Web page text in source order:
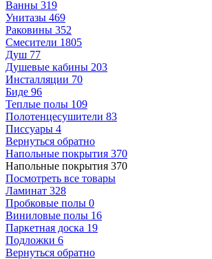
Ванны 319
Унитазы 469
Раковины 352
Смесители 1805
Душ 77
Душевые кабины 203
Инсталляции 70
Биде 96
Теплые полы 109
Полотенцесушители 83
Писсуары 4
Вернуться обратно
Напольные покрытия 370
Напольные покрытия 370
Посмотреть все товары
Ламинат 328
Пробковые полы 0
Виниловые полы 16
Паркетная доска 19
Подложки 6
Вернуться обратно